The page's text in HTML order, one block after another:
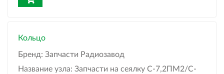
Кольцо
Бренд: Запчасти Радиозавод
Название узла: Запчасти на сеялку С-7,2ПМ2/C-